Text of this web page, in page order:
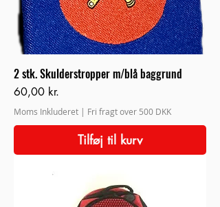
2 stk. Skulderstropper m/blå baggrund
Pris
60,00 kr.
Moms Inkluderet | Fri fragt over 500 DKK
Tilføj til kurv